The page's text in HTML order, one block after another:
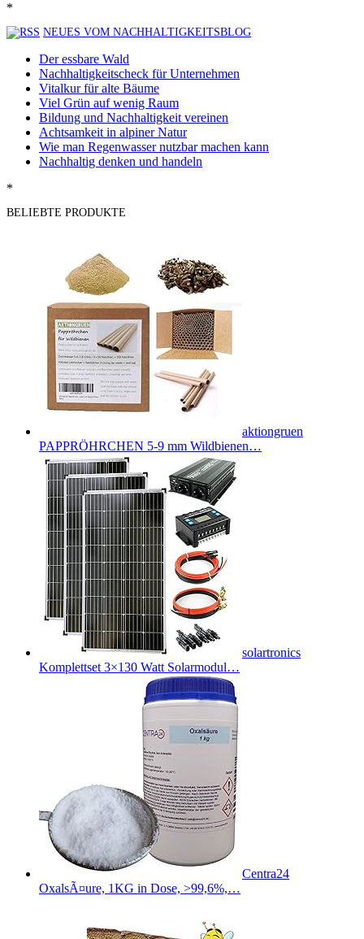
*
NEUES VOM NACHHALTIGKEITSBLOG
Der essbare Wald
Nachhaltigkeitscheck für Unternehmen
Vitalkur für alte Bäume
Viel Grün auf wenig Raum
Bildung und Nachhaltigkeit vereinen
Achtsamkeit in alpiner Natur
Wie man Regenwasser nutzbar machen kann
Nachhaltig denken und handeln
*
BELIEBTE PRODUKTE
aktiongruen
PAPPRÖHRCHEN 5-9 mm Wildbienen…
solartronics
Komplettset 3×130 Watt Solarmodul…
Centra24
OxalsÃ¤ure, 1KG in Dose, >99,6%,…